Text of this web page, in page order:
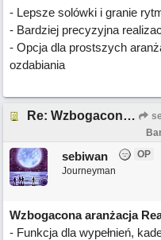
- Lepsze solówki i granie
- Bardziej precyzyjna
- Opcja dla prostszych
ozdabiania
Re: Wzbogacona aranżacja RealTracks C.D
sebiwan
OP
Journeyman
Wzbogacona aranżacja
- Funkcja dla wypełnień,